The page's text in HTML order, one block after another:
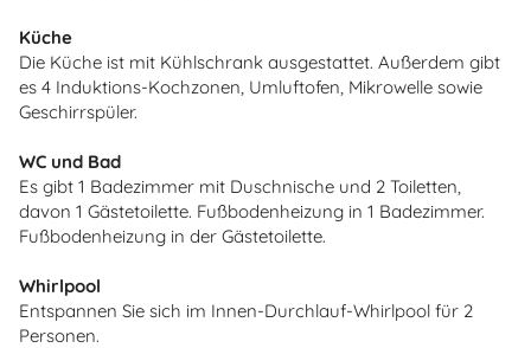
Küche
Die Küche ist mit Kühlschrank ausgestattet. Außerdem gibt
es 4 Induktions-Kochzonen, Umluftofen, Mikrowelle sowie
Geschirrspüler.
WC und Bad
Es gibt 1 Badezimmer mit Duschnische und 2 Toiletten,
davon 1 Gästetoilette. Fußbodenheizung in 1 Badezimmer.
Fußbodenheizung in der Gästetoilette.
Whirlpool
Entspannen Sie sich im Innen-Durchlauf-Whirlpool für 2
Personen.